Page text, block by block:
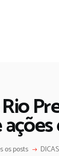
os posts DICAS